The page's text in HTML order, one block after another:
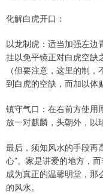
化解白虎开口：
以龙制虎：适当加强左边
挂以免平镜正对白虎空缺
（但要注意，这里的制
到白虎的空缺，而加以体
镇守气口：在右前方使用
放一对麒麟，头朝外，以
最后，须知风水的手段再
心”。家是讲爱的地方，
成为真正的温馨明堂，那
的风水。